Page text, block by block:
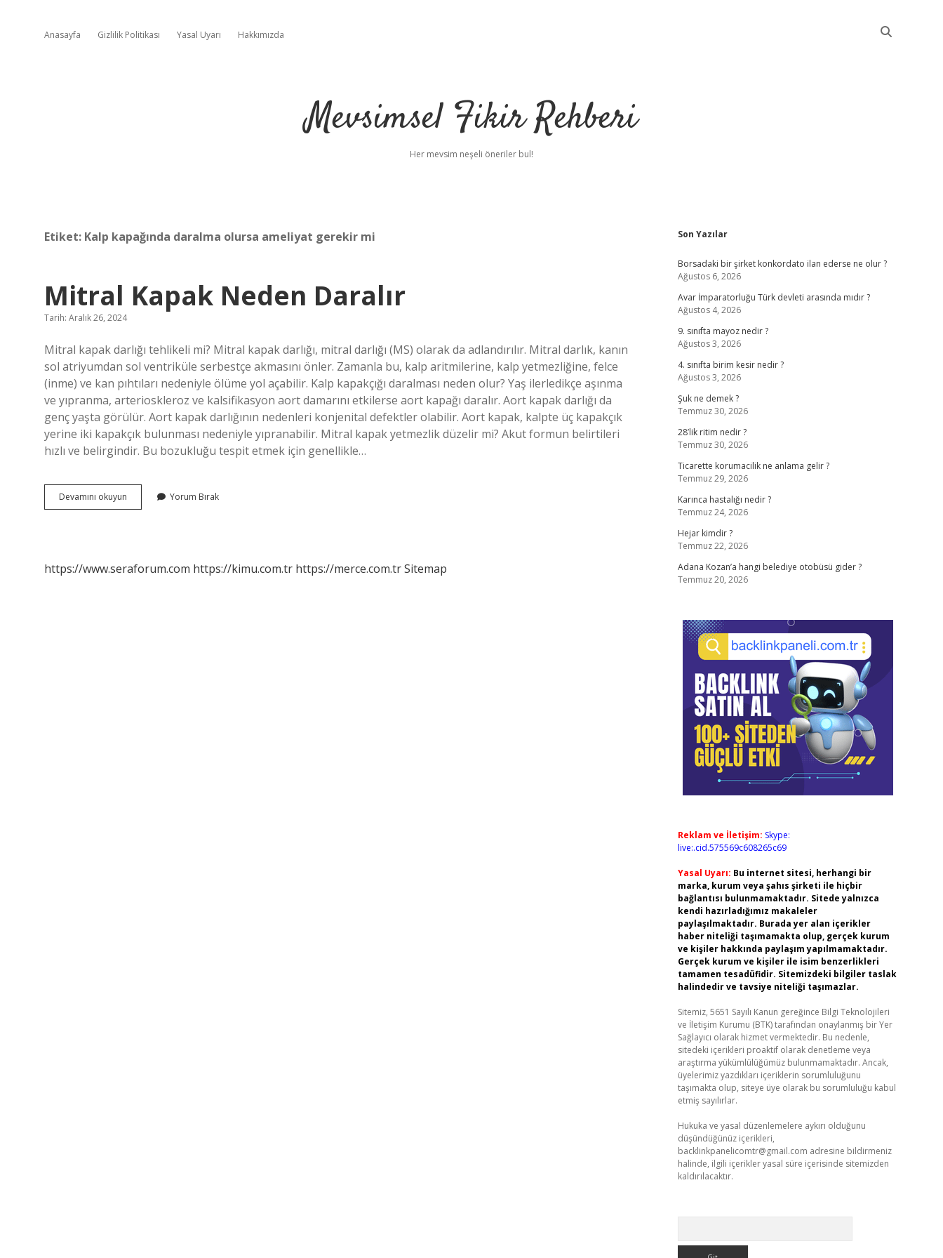
Anasayfa Gizlilik Politikası Yasal Uyarı Hakkımızda
Mevsimsel Fikir Rehberi
Her mevsim neşeli öneriler bul!
Etiket: Kalp kapağında daralma olursa ameliyat gerekir mi
Mitral Kapak Neden Daralır
Tarih: Aralık 26, 2024
Mitral kapak darlığı tehlikeli mi? Mitral kapak darlığı, mitral darlığı (MS) olarak da adlandırılır. Mitral darlık, kanın
sol atriyumdan sol ventriküle serbestçe akmasını önler. Zamanla bu, kalp aritmilerine, kalp yetmezliğine, felce
(inme) ve kan pıhtıları nedeniyle ölüme yol açabilir. Kalp kapakçığı daralması neden olur? Yaş ilerledikçe aşınma
ve yıpranma, arterioskleroz ve kalsifikasyon aort damarını etkilerse aort kapağı daralır. Aort kapak darlığı da
genç yaşta görülür. Aort kapak darlığının nedenleri konjenital defektler olabilir. Aort kapak, kalpte üç kapakçık
yerine iki kapakçık bulunması nedeniyle yıpranabilir. Mitral kapak yetmezlik düzelir mi? Akut formun belirtileri
hızlı ve belirgindir. Bu bozukluğu tespit etmek için genellikle…
Devamını okuyun
Kapak
Yorum Bırak
https://www.seraforum.com https://kimu.com.tr https://merce.com.trSitemap
Sidebar
Son Yazılar
Borsadaki bir şirket konkordato ilan ederse ne olur ?
Ağustos 6, 2026
Avar İmparatorluğu Türk devleti arasında mıdır ?
Ağustos 4, 2026
9. sınıfta mayoz nedir ?
Ağustos 3, 2026
4. sınıfta birim kesir nedir ?
Ağustos 3, 2026
Şuk ne demek ?
Temmuz 30, 2026
28’lik ritim nedir ?
Temmuz 30, 2026
Ticarette korumacilik ne anlama gelir ?
Temmuz 29, 2026
Karınca hastalığı nedir ?
Temmuz 24, 2026
Hejar kimdir ?
Temmuz 22, 2026
Adana Kozan’a hangi belediye otobüsü gider ?
Temmuz 20, 2026
Reklam ve İletişim: Skype:
live:.cid.575569c608265c69
Yasal Uyarı: Bu internet sitesi, herhangi bir
marka, kurum veya şahıs şirketi ile hiçbir
bağlantısı bulunmamaktadır. Sitede yalnızca
kendi hazırladığımız makaleler
paylaşılmaktadır. Burada yer alan içerikler
haber niteliği taşımamakta olup, gerçek kurum
ve kişiler hakkında paylaşım yapılmamaktadır.
Gerçek kurum ve kişiler ile isim benzerlikleri
tamamen tesadüfidir. Sitemizdeki bilgiler taslak
halindedir ve tavsiye niteliği taşımazlar.
Sitemiz, 5651 Sayılı Kanun gereğince Bilgi Teknolojileri
ve İletişim Kurumu (BTK) tarafından onaylanmış bir Yer
Sağlayıcı olarak hizmet vermektedir. Bu nedenle,
sitedeki içerikleri proaktif olarak denetleme veya
araştırma yükümlülüğümüz bulunmamaktadır. Ancak,
üyelerimiz yazdıkları içeriklerin sorumluluğunu
taşımakta olup, siteye üye olarak bu sorumluluğu kabul
etmiş sayılırlar.
Hukuka ve yasal düzenlemelere aykırı olduğunu
düşündüğünüz içerikleri,
backlinkpanelicomtr@gmail.com adresine bildirmeniz
halinde, ilgili içerikler yasal süre içerisinde sitemizden
kaldırılacaktır.